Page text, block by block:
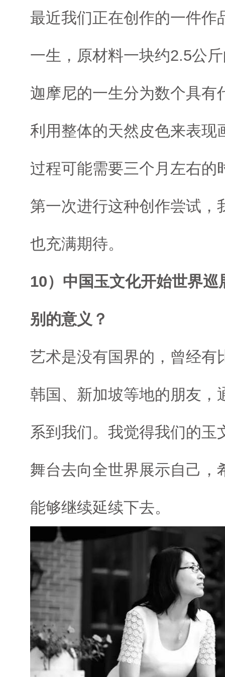
最近我们正在创作的一件作
一生，原材料一块约2.5公
迦摩尼的一生分为数个具有
利用整体的天然皮色来表现
过程可能需要三个月左右的
第一次进行这种创作尝试，
也充满期待。
10）中国玉文化开始世界巡
别的意义？
艺术是没有国界的，曾经有
韩国、新加坡等地的朋友，
系到我们。我觉得我们的玉
舞台去向全世界展示自己，
能够继续延续下去。